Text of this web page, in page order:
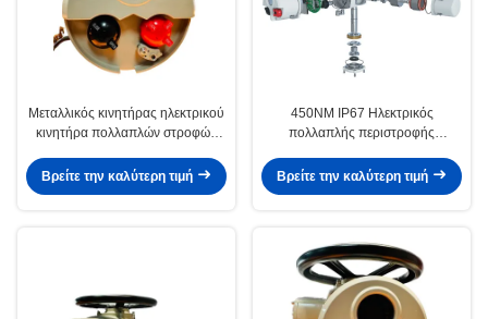
Μεταλλικός κινητήρας ηλεκτρικού
κινητήρα πολλαπλών στροφών
Βρείτε την καλύτερη τιμή
450NM IP67 Ηλεκτρικός
πολλαπλής περιστροφής
Βρείτε την καλύτερη τιμή